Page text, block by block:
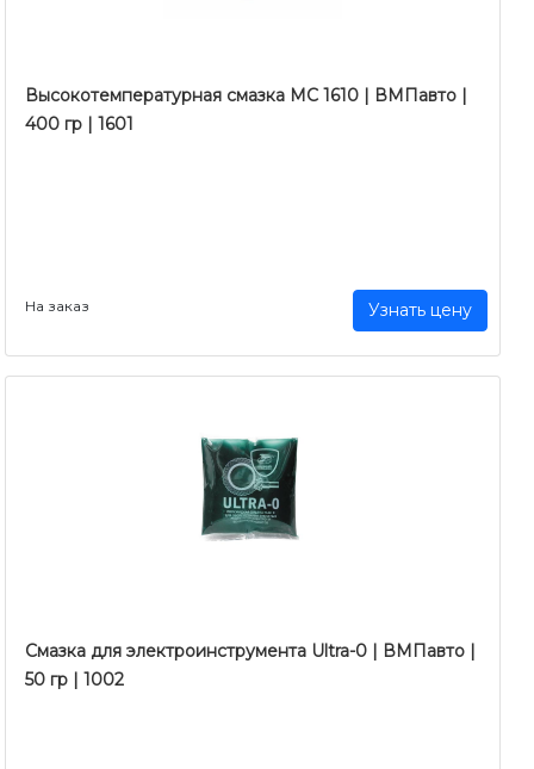
Высокотемпературная смазка MC 1610 | ВМПавто |
400 гр | 1601
На заказ Узнать цену
Смазка для электроинструмента Ultra-0 | ВМПавто |
50 гр | 1002